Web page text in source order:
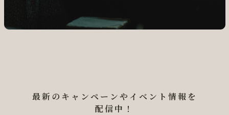
最新のキャンペーンやイベント情報を
配信中！